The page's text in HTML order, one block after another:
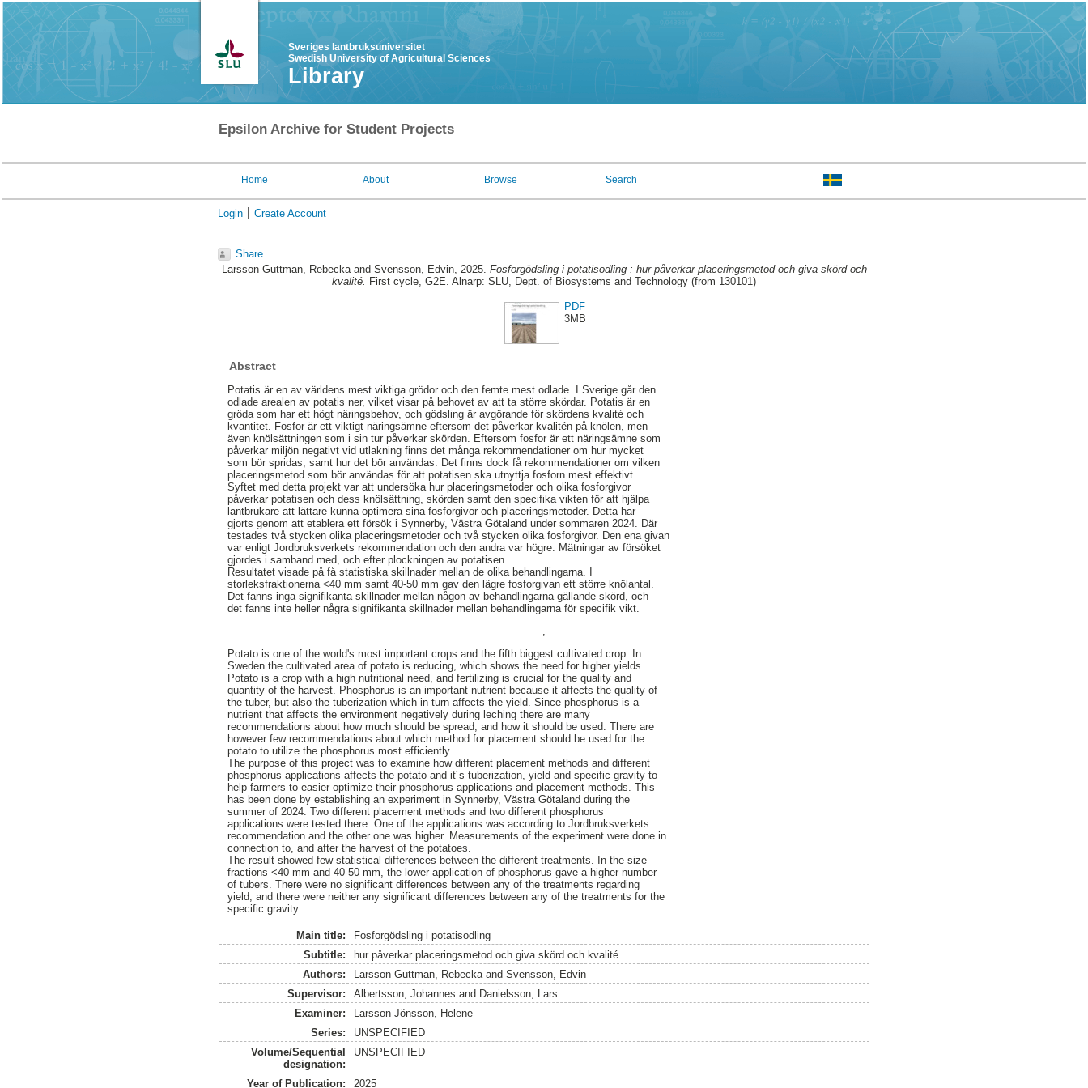
Sveriges lantbruksuniversitet
Swedish University of Agricultural Sciences
Library
Epsilon Archive for Student Projects
Home About Browse Search
Login Create Account
Share
Larsson Guttman, Rebeckaand Svensson, Edvin, 2025. Fosforgödsling i potatisodling : hur påverkar placeringsmetod och giva skörd och
kvalité. First cycle, G2E. Alnarp: SLU, Dept. of Biosystems and Technology (from 130101)
PDF
3MB
Abstract
Potatis är en av världens mest viktiga grödor och den femte mest odlade. I Sverige går den
odlade arealen av potatis ner, vilket visar på behovet av att ta större skördar. Potatis är en
gröda som har ett högt näringsbehov, och gödsling är avgörande för skördens kvalité och
kvantitet. Fosfor är ett viktigt näringsämne eftersom det påverkar kvalitén på knölen, men
även knölsättningen som i sin tur påverkar skörden. Eftersom fosfor är ett näringsämne som
påverkar miljön negativt vid utlakning finns det många rekommendationer om hur mycket
som bör spridas, samt hur det bör användas. Det finns dock få rekommendationer om vilken
placeringsmetod som bör användas för att potatisen ska utnyttja fosforn mest effektivt.
Syftet med detta projekt var att undersöka hur placeringsmetoder och olika fosforgivor
påverkar potatisen och dess knölsättning, skörden samt den specifika vikten för att hjälpa
lantbrukare att lättare kunna optimera sina fosforgivor och placeringsmetoder. Detta har
gjorts genom att etablera ett försök i Synnerby, Västra Götaland under sommaren 2024. Där
testades två stycken olika placeringsmetoder och två stycken olika fosforgivor. Den ena givan
var enligt Jordbruksverkets rekommendation och den andra var högre. Mätningar av försöket
gjordes i samband med, och efter plockningen av potatisen.
Resultatet visade på få statistiska skillnader mellan de olika behandlingarna. I
storleksfraktionerna <40 mm samt 40-50 mm gav den lägre fosforgivan ett större knölantal.
Det fanns inga signifikanta skillnader mellan någon av behandlingarna gällande skörd, och
det fanns inte heller några signifikanta skillnader mellan behandlingarna för specifik vikt.
Potato is one of the world's most important crops and the fifth biggest cultivated crop. In
Sweden the cultivated area of potato is reducing, which shows the need for higher yields.
Potato is a crop with a high nutritional need, and fertilizing is crucial for the quality and
quantity of the harvest. Phosphorus is an important nutrient because it affects the quality of
the tuber, but also the tuberization which in turn affects the yield. Since phosphorus is a
nutrient that affects the environment negatively during leching there are many
recommendations about how much should be spread, and how it should be used. There are
however few recommendations about which method for placement should be used for the
potato to utilize the phosphorus most efficiently.
The purpose of this project was to examine how different placement methods and different
phosphorus applications affects the potato and it´s tuberization, yield and specific gravity to
help farmers to easier optimize their phosphorus applications and placement methods. This
has been done by establishing an experiment in Synnerby, Västra Götaland during the
summer of 2024. Two different placement methods and two different phosphorus
applications were tested there. One of the applications was according to Jordbruksverkets
recommendation and the other one was higher. Measurements of the experiment were done in
connection to, and after the harvest of the potatoes.
The result showed few statistical differences between the different treatments. In the size
fractions <40 mm and 40-50 mm, the lower application of phosphorus gave a higher number
of tubers. There were no significant differences between any of the treatments regarding
yield, and there were neither any significant differences between any of the treatments for the
specific gravity.
Main title:
Fosforgödsling i potatisodling
Subtitle:
hur påverkar placeringsmetod och giva skörd och kvalité
Authors:
Larsson Guttman, Rebeckaand Svensson, Edvin
Supervisor:
Albertsson, Johannes and Danielsson, Lars
Examiner:
Larsson Jönsson, Helene
Series:
UNSPECIFIED
Volume/Sequential
designation:
UNSPECIFIED
Year of Publication: 2025